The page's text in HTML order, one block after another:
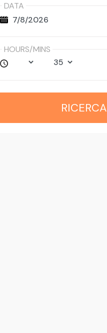
DATA
HOURS/MINS
RICERCA